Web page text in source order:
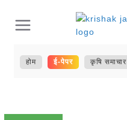
content
होम ई-पेपर कृषि समाचार